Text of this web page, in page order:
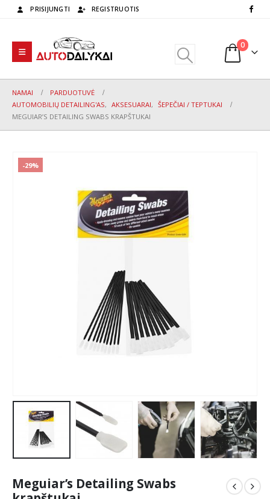
PRISIJUNGTI REGISTRUOTIS
0
NAMAI
PARDUOTUVĖ
AUTOMOBILIŲ DETAILING'AS, AKSESUARAI, ŠEPEČIAI / TEPTUKAI
MEGUIAR’S DETAILING SWABS KRAPŠTUKAI
-29%
Meguiar’s Detailing Swabs